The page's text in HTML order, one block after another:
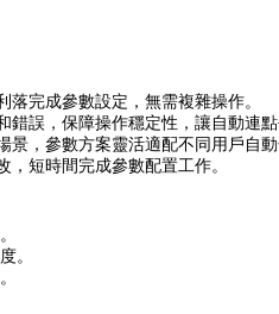
完成參數設定，無需複雜操作。
誤，保障操作穩定性，讓自動連點
，參數方案靈活適配不同用戶自動
短時間完成參數配置工作。
。